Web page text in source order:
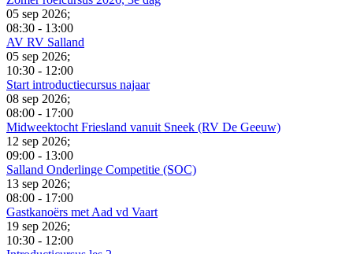
05 sep 2026;
08:30 - 13:00
AV RV Salland
05 sep 2026;
10:30 - 12:00
Start introductiecursus najaar
08 sep 2026;
08:00 - 17:00
Midweektocht Friesland vanuit Sneek (RV De Geeuw)
12 sep 2026;
09:00 - 13:00
Salland Onderlinge Competitie (SOC)
13 sep 2026;
08:00 - 17:00
Gastkanoërs met Aad vd Vaart
19 sep 2026;
10:30 - 12:00